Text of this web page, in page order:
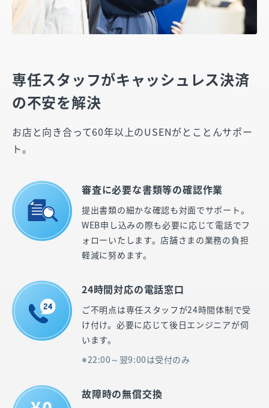
専任スタッフがキャッシュレス決済
の不安を解決
お店と向き合って60年以上のUSENがとことんサポー
ト。
審査に必要な書類等の確認作業
提出書類の細かな確認も対面でサポート。
WEB申し込みの際も必要に応じて電話でフ
ォローいたします。店舗さまの業務の負担
軽減に努めます。
24時間対応の電話窓口
ご不明点は専任スタッフが24時間体制で受
け付け。必要に応じて後日エンジニアが伺
います。
22:00～翌9:00は受付のみ
故障時の無償交換